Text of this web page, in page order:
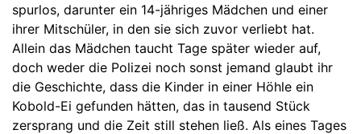
spurlos, darunter ein 14-jähriges Mädchen und einer
ihrer Mitschüler, in den sie sich zuvor verliebt hat.
Allein das Mädchen taucht Tage später wieder auf,
doch weder die Polizei noch sonst jemand glaubt ihr
die Geschichte, dass die Kinder in einer Höhle ein
Kobold-Ei gefunden hätten, das in tausend Stück
zersprang und die Zeit still stehen ließ. Als eines Tages